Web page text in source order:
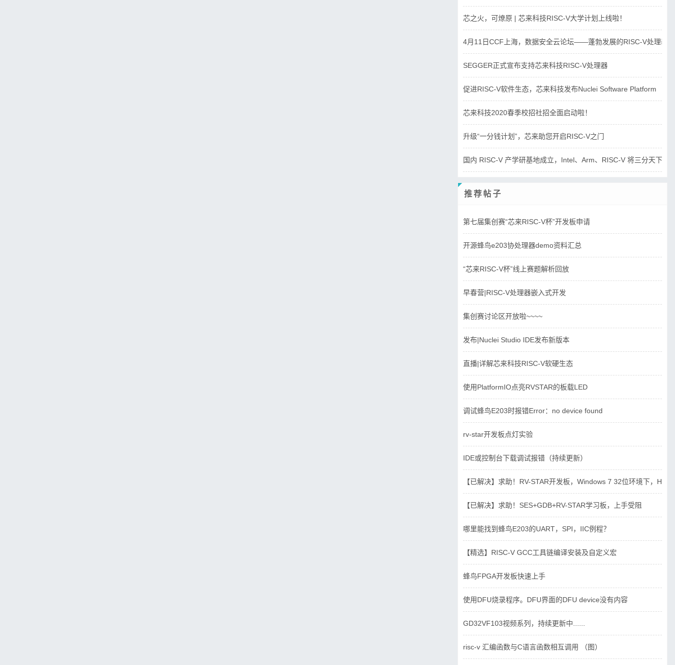
芯之火，可燎原 | 芯来科技RISC-V大学计划上线啦！
4月11日CCF上海，数据安全云论坛——蓬勃发展的RISC-V处理器
SEGGER正式宣布支持芯来科技RISC-V处理器
促进RISC-V软件生态，芯来科技发布Nuclei Software Platform
芯来科技2020春季校招社招全面启动啦！
升级“一分钱计划”，芯来助您开启RISC-V之门
国内 RISC-V 产学研基地成立，Intel、Arm、RISC-V 将三分天下？
推荐帖子
第七届集创赛“芯来RISC-V杯”开发板申请
开源蜂鸟e203协处理器demo资料汇总
“芯来RISC-V杯”线上赛题解析回放
早春营|RISC-V处理器嵌入式开发
集创赛讨论区开放啦~~~~
发布|Nuclei Studio IDE发布新版本
直播|详解芯来科技RISC-V软硬生态
使用PlatformIO点亮RVSTAR的板载LED
调试蜂鸟E203时报错Error：no device found
rv-star开发板点灯实验
IDE或控制台下载调试报错（持续更新）
【已解决】求助！RV-STAR开发板，Windows 7 32位环境下，
【已解决】求助！SES+GDB+RV-STAR学习板，上手受阻
哪里能找到蜂鸟E203的UART，SPI，IIC例程？
【精选】RISC-V GCC工具链编译安装及自定义宏
蜂鸟FPGA开发板快速上手
使用DFU烧录程序。DFU界面的DFU device没有内容
GD32VF103视频系列，持续更新中......
risc-v 汇编函数与C语言函数相互调用 （图）